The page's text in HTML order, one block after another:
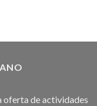
oferta de actividades